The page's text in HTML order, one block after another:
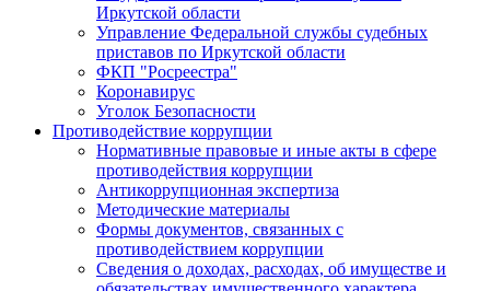
Иркутской области
Управление Федеральной службы судебных
приставов по Иркутской области
ФКП "Росреестра"
Коронавирус
Уголок Безопасности
Противодействие коррупции
Нормативные правовые и иные акты в сфере
противодействия коррупции
Антикоррупционная экспертиза
Методические материалы
Формы документов, связанных с
противодействием коррупции
Сведения о доходах, расходах, об имуществе и